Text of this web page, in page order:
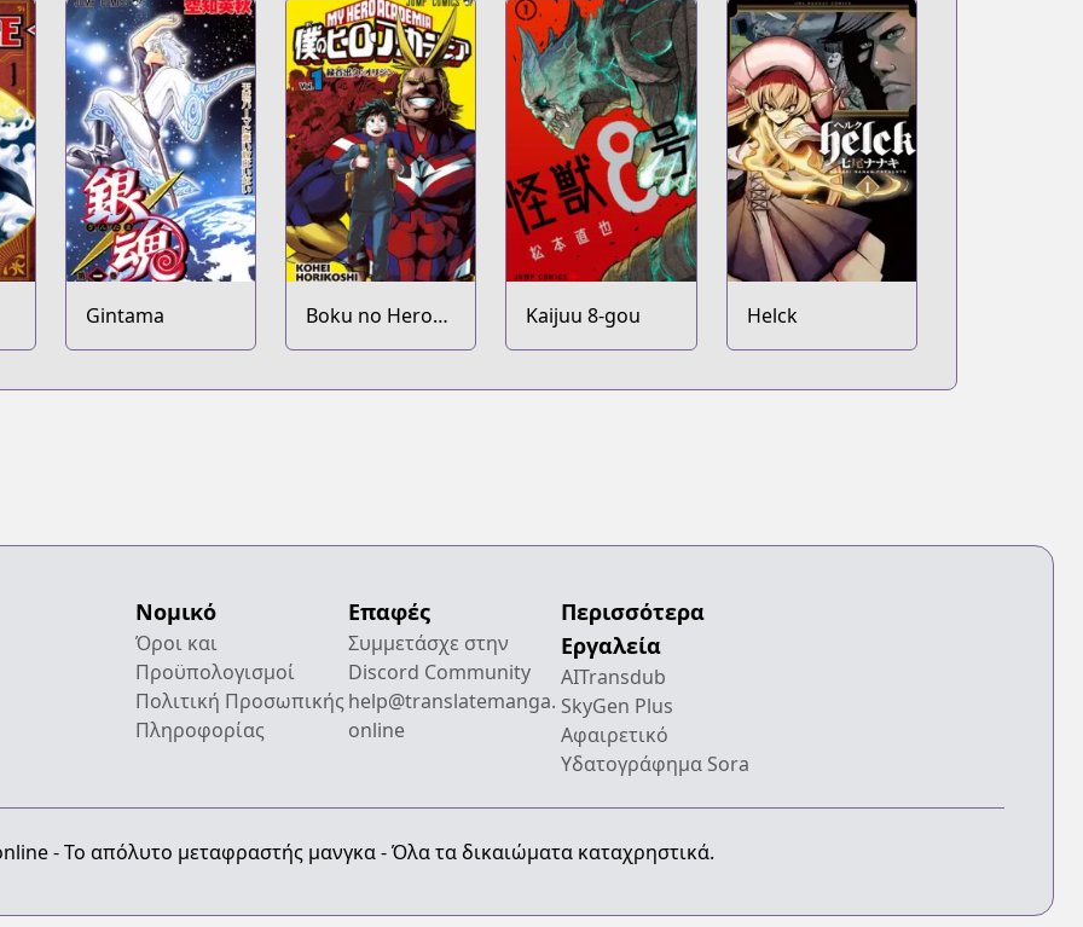
Gintama
Boku no Hero
Academia
Kaijuu 8-gou Helck
Νομικό
Όροι και
Προϋπολογισμοί
Πολιτική Προσωπικής
Πληροφορίας
Επαφές
Συμμετάσχε στην
Discord Community
help@translatemanga.
online
Περισσότερα
Εργαλεία
AITransdub
SkyGen Plus
Αφαιρετικό
Υδατογράφημα Sora
- Το απόλυτο μεταφραστής μανγκα - Όλα τα δικαιώματα καταχρηστικά.